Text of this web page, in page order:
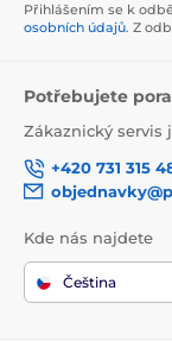
Přihlášením se k
osobních údajů. Z
Potřebujete
Zákaznický servis
+420 731 315
Kde nás najdete
Čeština